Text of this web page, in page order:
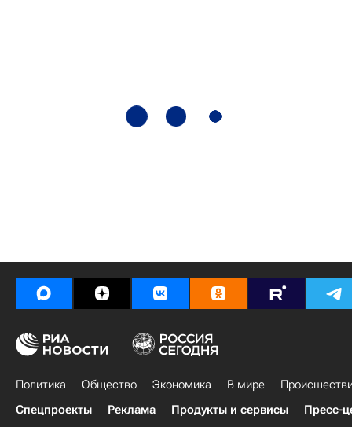
Политика Общество Экономика В мире
Спецпроекты
Реклама Продукты и сервисы Пресс-